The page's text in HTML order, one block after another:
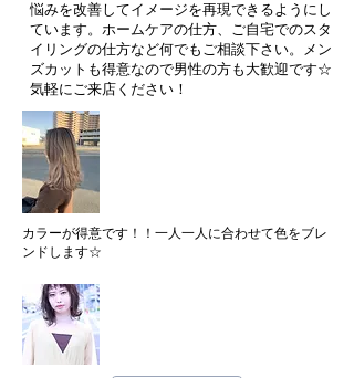
悩みを改善してイメージを再現できるようにし
ています。ホームケアの仕方、ご自宅でのスタ
イリングの仕方など何でもご相談下さい。メン
ズカットも得意なので男性の方も大歓迎です☆
気軽にご来店ください！
カラーが得意です！！一人一人に合わせて色をブレ
ンドします☆